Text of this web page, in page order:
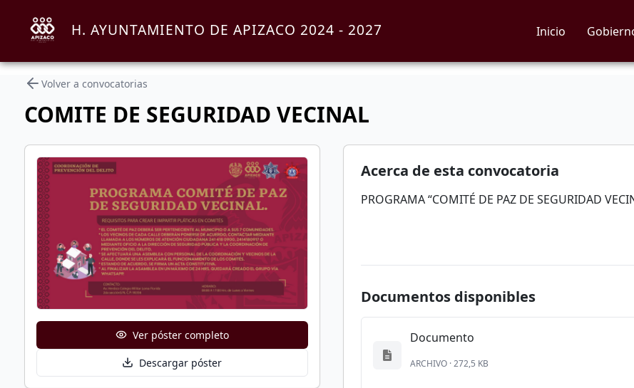
H. AYUNTAMIENTO DE APIZACO 2024 - 2027 Inicio
Volver a convocatorias
COMITE DE SEGURIDAD VECINAL
Ver póster completo
Descargar póster
Acerca de esta convocatoria
PROGRAMA “COMITÉ DE PAZ DE SEGURIDAD
Documentos disponibles
Documento
ARCHIVO · 272,5 KB